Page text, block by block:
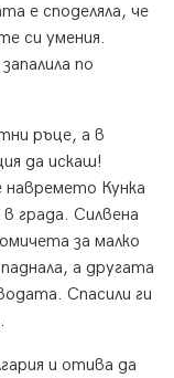
е споделяла, че
си умения.
по
ръце, а в
да искаш!
Кунка
града. Силвена
за малко
а другата
Спасили ги
и отива да